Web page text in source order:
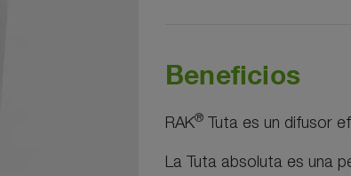
Beneficios
RAK® Tuta es un difusor
La Tuta absoluta es una